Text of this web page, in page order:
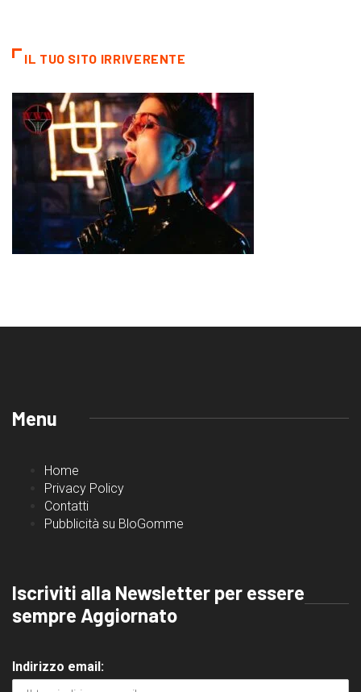
IL TUO SITO IRRIVERENTE
Menu
Home
Privacy Policy
Contatti
Pubblicità su BloGomme
Iscriviti alla Newsletter per essere
sempre Aggiornato
Indirizzo email: